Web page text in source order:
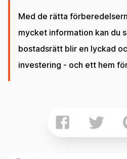
Med de rätta
mycket information kan du
bostadsrätt blir en lyckad
investering - och ett hem